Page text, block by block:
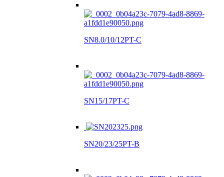
SN8.0/10/12PT-C
SN15/17PT-C
SN20/23/25PT-B